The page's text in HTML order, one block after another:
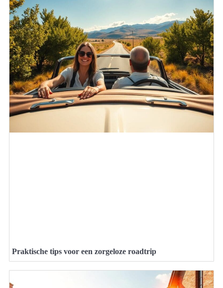
Praktische tips voor een zorgeloze roadtrip